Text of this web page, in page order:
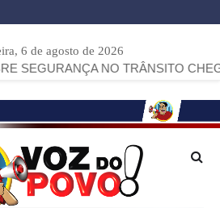
6 de agosto de 2026
NO TRÂNSITO CHEGA A